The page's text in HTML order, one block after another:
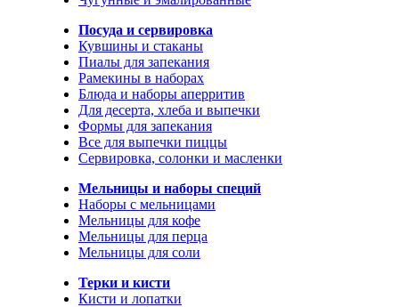
Посуда и сервировка
Кувшины и стаканы
Пиалы для запекания
Рамекины в наборах
Блюда и наборы аперритив
Для десерта, хлеба и выпечки
Формы для запекания
Все для выпечки пиццы
Сервировка, солонки и масленки
Мельницы и наборы специй
Наборы с мельницами
Мельницы для кофе
Мельницы для перца
Мельницы для соли
Терки и кисти
Кисти и лопатки